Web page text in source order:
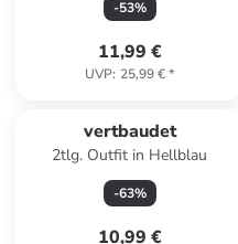
-53%
11,99 €
UVP: 25,99 €*
vertbaudet
2tlg. Outfit in Hellblau
-63%
10,99 €